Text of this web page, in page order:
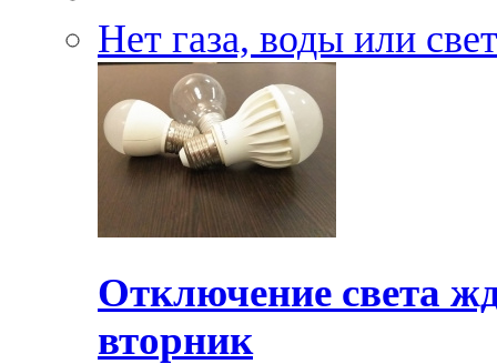
Нет газа, воды или
Отключение света
вторник